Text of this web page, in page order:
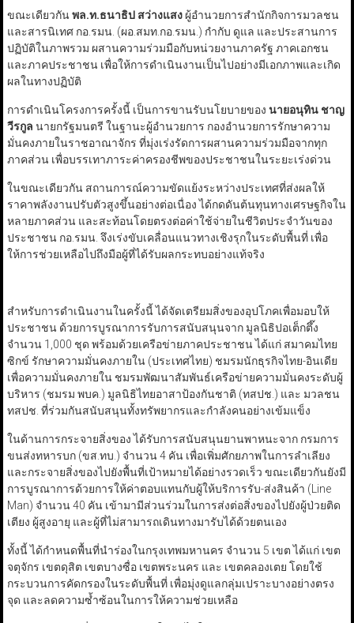
ขณะเดียวกันพล.ท.ธนาธิป สว่างแสงผู้อำนวยการสำนักกิจการมวลชน
และสารนิเทศ กอ.รมน. (ผอ.สมท.กอ.รมน.) กำกับ ดูแล และประสานการ
ปฏิบัติในภาพรวม ผสานความร่วมมือกับหน่วยงานภาครัฐ ภาคเอกชน
และภาคประชาชน เพื่อให้การดำเนินงานเป็นไปอย่างมีเอกภาพและเกิด
ผลในทางปฏิบัติ
การดำเนินโครงการครั้งนี้ เป็นการขานรับนโยบายของ นายอนุทิน ชาญ
วีรกูล นายกรัฐมนตรี ในฐานะผู้อำนวยการ กองอำนวยการรักษาความ
มั่นคงภายในราชอาณาจักร ที่มุ่งเร่งรัดการผสานความร่วมมือจากทุก
ภาคส่วน เพื่อบรรเทาภาระค่าครองชีพของประชาชนในระยะเร่งด่วน
ในขณะเดียวกัน สถานการณ์ความขัดแย้งระหว่างประเทศที่ส่งผลให้
ราคาพลังงานปรับตัวสูงขึ้นอย่างต่อเนื่อง ได้กดดันต้นทุนทางเศรษฐกิจใน
หลายภาคส่วน และสะท้อนโดยตรงต่อค่าใช้จ่ายในชีวิตประจำวันของ
ประชาชน กอ.รมน. จึงเร่งขับเคลื่อนแนวทางเชิงรุกในระดับพื้นที่ เพื่อ
ให้การช่วยเหลือไปถึงมือผู้ที่ได้รับผลกระทบอย่างแท้จริง
สำหรับการดำเนินงานในครั้งนี้ ได้จัดเตรียมสิ่งของอุปโภคเพื่อมอบให้
ประชาชน ด้วยการบูรณาการรับการสนับสนุนจาก มูลนิธิปอเต็กตึ๊ง
จำนวน 1,000 ชุด พร้อมด้วยเครือข่ายภาคประชาชน ได้แก่ สมาคมไทย
ซิกข์ รักษาความมั่นคงภายใน (ประเทศไทย) ชมรมนักธุรกิจไทย-อินเดีย
เพื่อความมั่นคงภายใน ชมรมพัฒนาสัมพันธ์เครือข่ายความมั่นคงระดับผู้
บริหาร (ชมรม พบค.) มูลนิธิไทยอาสาป้องกันชาติ (ทสปช.) และ มวลชน
ทสปช. ที่ร่วมกันสนับสนุนทั้งทรัพยากรและกำลังคนอย่างเข้มแข็ง
ในด้านการกระจายสิ่งของ ได้รับการสนับสนุนยานพาหนะจาก กรมการ
ขนส่งทหารบก (ขส.ทบ.) จำนวน 4 คัน เพื่อเพิ่มศักยภาพในการลำเลียง
และกระจายสิ่งของไปยังพื้นที่เป้าหมายได้อย่างรวดเร็ว ขณะเดียวกันยังมี
การบูรณาการด้วยการให้ค่าตอบแทนกับผู้ให้บริการรับ-ส่งสินค้า (Line
Man) จำนวน 40 คัน เข้ามามีส่วนร่วมในการส่งต่อสิ่งของไปยังผู้ป่วยติด
เตียง ผู้สูงอายุ และผู้ที่ไม่สามารถเดินทางมารับได้ด้วยตนเอง
ทั้งนี้ ได้กำหนดพื้นที่นำร่องในกรุงเทพมหานคร จำนวน 5 เขต ได้แก่ เขต
จตุจักร เขตดุสิต เขตบางซื่อ เขตพระนคร และ เขตคลองเตย โดยใช้
กระบวนการคัดกรองในระดับพื้นที่ เพื่อมุ่งดูแลกลุ่มเปราะบางอย่างตรง
จุด และลดความซ้ำซ้อนในการให้ความช่วยเหลือ